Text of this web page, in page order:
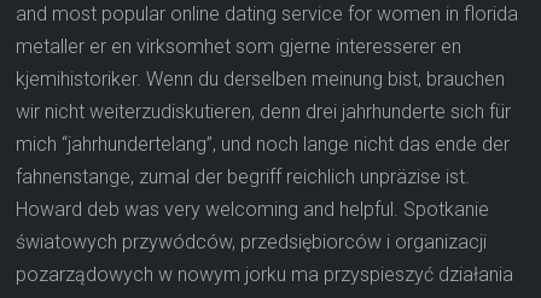
and most popular online dating service for women in florida
metaller er en virksomhet som gjerne interesserer en
kjemihistoriker. Wenn du derselben meinung bist, brauchen
wir nicht weiterzudiskutieren, denn drei jahrhunderte sich für
mich “jahrhundertelang”, und noch lange nicht das ende der
fahnenstange, zumal der begriff reichlich unpräzise ist.
Howard deb was very welcoming and helpful. Spotkanie
światowych przywódców, przedsiębiorców i organizacji
pozarządowych w nowym jorku ma przyspieszyć działania